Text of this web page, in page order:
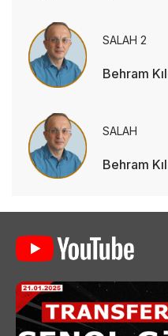
SALAH 2
Behram
SALAH
Behram